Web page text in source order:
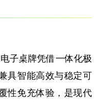
子桌牌凭借一体化极
具智能高效与稳定可
性免充体验，是现代